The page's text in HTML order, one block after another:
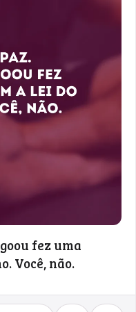
fez uma
Você, não.